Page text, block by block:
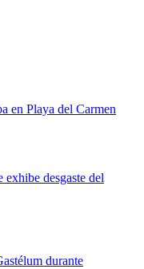
en Playa del Carmen
exhibe desgaste del
durante